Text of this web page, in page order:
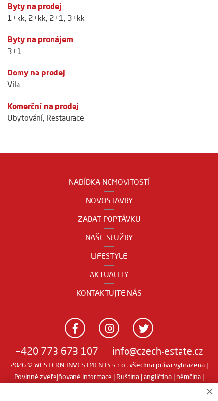
Byty na prodej
1+kk, 2+kk, 2+1, 3+kk
Byty na pronájem
3+1
Domy na prodej
Vila
Komerční na prodej
Ubytování, Restaurace
NABÍDKA NEMOVITOSTÍ
NOVOSTAVBY
ZADAT POPTÁVKU
NAŠE SLUŽBY
LIFESTYLE
AKTUALITY
KONTAKTUJTE NÁS
+420 773 673 107 info@czech-estate.cz
2026 © WESTERN INVESTMENTS s.r.o., všechna práva vyhrazena |
Povinně zveřejňované informace | Ruština |angličtina | němčina |
×